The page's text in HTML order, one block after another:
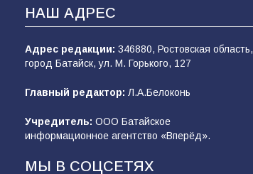
НАШ АДРЕС
Адрес редакции: 346880, Ростовская область,
город Батайск, ул. М. Горького, 127
Главный редактор: Л.А.Белоконь
Учредитель: ООО Батайское
информационное агентство «Вперёд».
МЫ В СОЦСЕТЯХ